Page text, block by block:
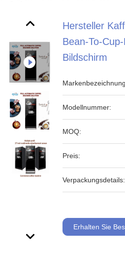
Hersteller
Bean-To-
Bildschirm
Modellnummer:
MOQ:
Preis:
Verpackungsdetails:
Erhalten Sie